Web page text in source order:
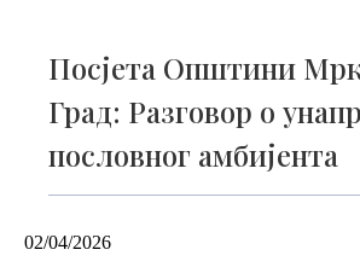
Посјета Општини
Град: Разговор о
пословног амбијента
02/04/2026